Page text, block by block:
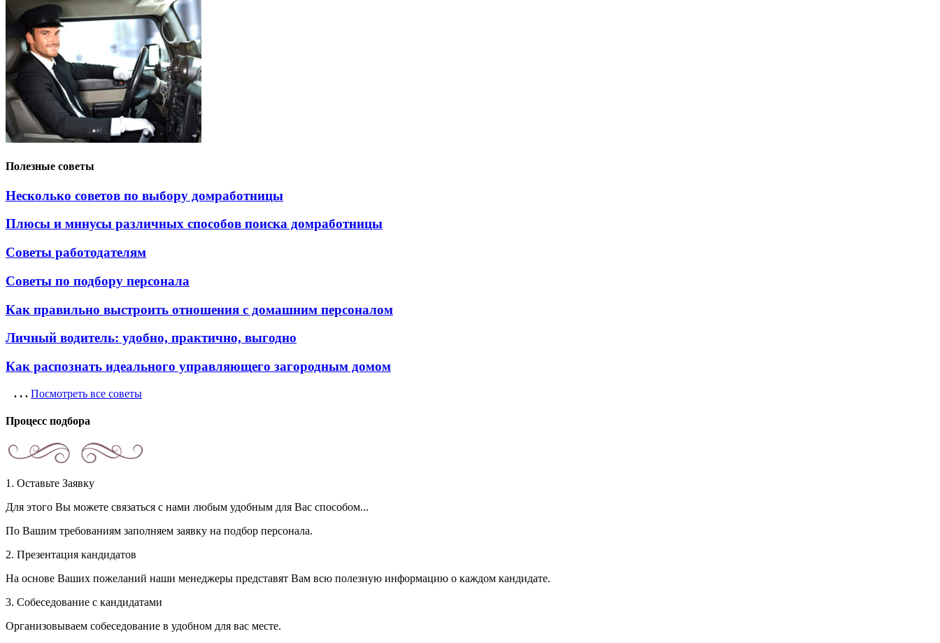
Полезные советы
Несколько советов по выбору домработницы
Плюсы и минусы различных способов поиска домработницы
Советы работодателям
Советы по подбору персонала
Как правильно выстроить отношения с домашним персоналом
Личный водитель: удобно, практично, выгодно
Как распознать идеального управляющего загородным домом
. . . Посмотреть все советы
Процесс подбора
1. Оставьте Заявку
Для этого Вы можете связаться с нами любым удобным для Вас способом...
По Вашим требованиям заполняем заявку на подбор персонала.
2. Презентация кандидатов
На основе Ваших пожеланий наши менеджеры представят Вам всю полезную информацию о каждом кандидате.
3. Собеседование с кандидатами
Организовываем собеседование в удобном для вас месте.